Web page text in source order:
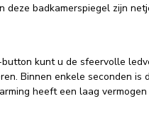
deze badkamerspiegel zijn
kunt u de sfeervolle
Binnen enkele seconden
heeft een laag